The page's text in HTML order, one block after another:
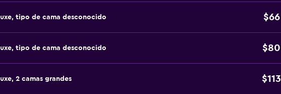
tipo de cama desconocido $66
tipo de cama desconocido $80
2 camas grandes $113